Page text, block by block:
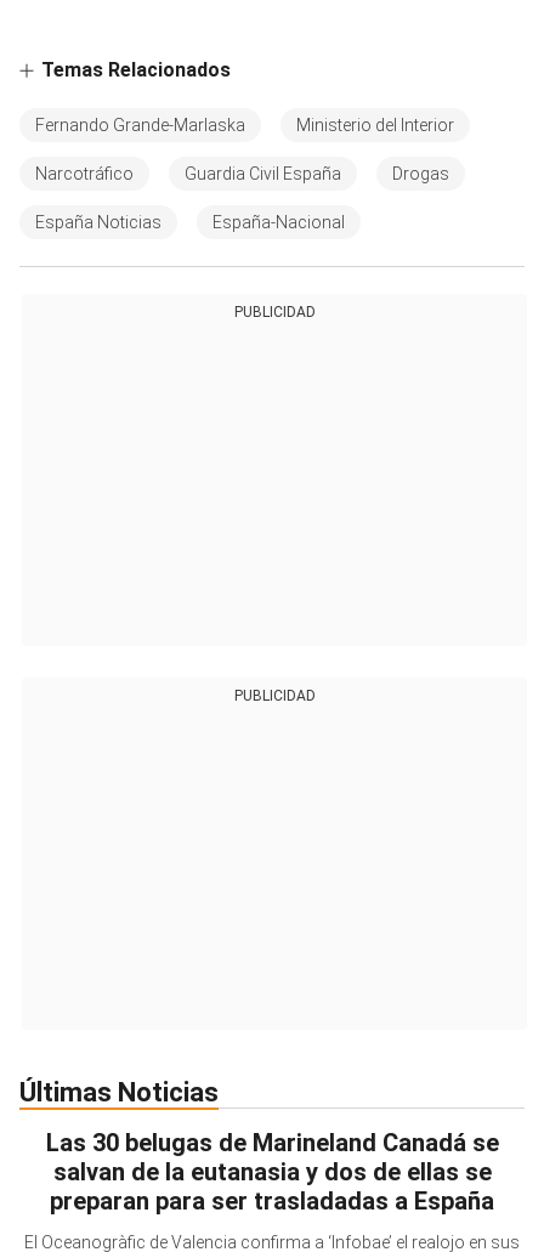
Temas Relacionados
Fernando Grande-Marlaska Ministerio del Interior
Narcotráfico Guardia Civil España Drogas
España Noticias España-Nacional
PUBLICIDAD
PUBLICIDAD
Últimas Noticias
Las 30 belugas de Marineland Canadá se
salvan de la eutanasia y dos de ellas se
preparan para ser trasladadas a España
El Oceanogràfic de Valencia confirma a ‘Infobae’ el realojo en sus